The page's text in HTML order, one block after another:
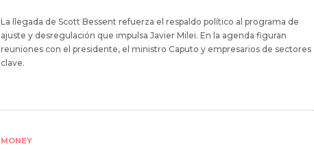
La llegada de Scott Bessent refuerza el respaldo político al programa de
ajuste y desregulación que impulsa Javier Milei. En la agenda figuran
reuniones con el presidente, el ministro Caputo y empresarios de sectores
clave.
MONEY